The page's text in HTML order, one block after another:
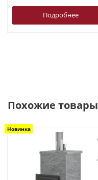
Подробнее
Похожие товары
Новинка